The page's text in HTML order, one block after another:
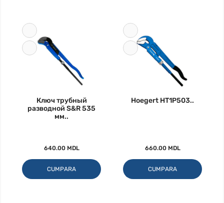
Ключ трубный
разводной S&R 535
мм..
640.00 MDL
CUMPARA
Hoegert HT1P503..
660.00 MDL
CUMPARA